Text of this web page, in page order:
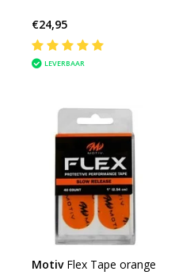
€24,95
LEVERBAAR
Motiv Flex Tape orange